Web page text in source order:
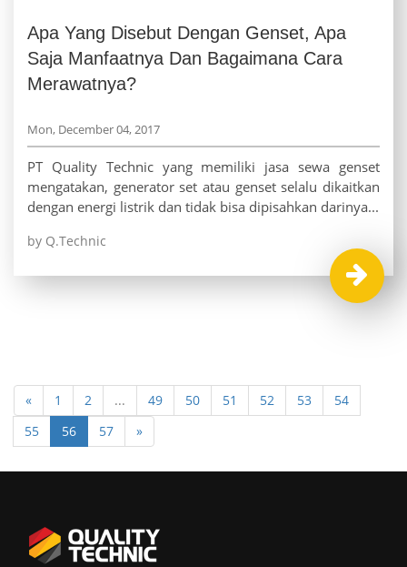
Apa Yang Disebut Dengan Genset, Apa
Saja Manfaatnya Dan Bagaimana Cara
Merawatnya?
Mon, December 04, 2017
PT Quality Technic yang memiliki jasa sewa genset
mengatakan, generator set atau genset selalu dikaitkan
dengan energi listrik dan tidak bisa dipisahkan darinya...
by Q.Technic
« 1 2 ... 49 50 51 52 53
54
55
56 57 »